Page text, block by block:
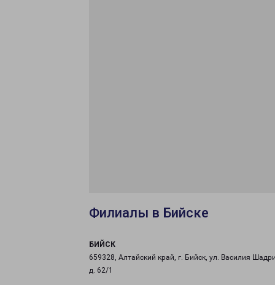
Филиалы в Бийске
БИЙСК
659328, Алтайский край, г. Бийск, ул. Василия
д. 62/1